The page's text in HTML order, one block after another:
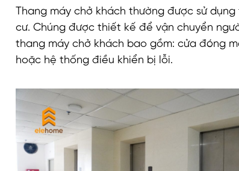
Thang máy chở khách thường được sử
cư. Chúng được thiết kế để vận chuyển
thang máy chở khách bao gồm: cửa đóng
hoặc hệ thống điều khiển bị lỗi.